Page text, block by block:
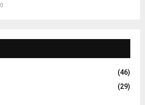
0
(46)
(29)